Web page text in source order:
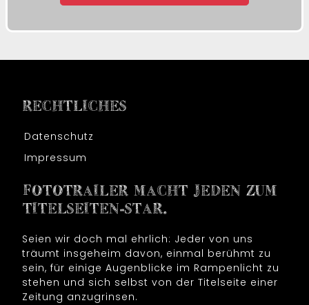
RECHTLICHES
Datenschutz
Impressum
FOTOTRAILER MACHT JEDEN ZUM
TITELSEITEN-STAR.
Seien wir doch mal ehrlich: Jeder von uns
träumt insgeheim davon, einmal berühmt zu
sein, für einige Augenblicke im Rampenlicht zu
stehen und sich selbst von der Titelseite einer
Zeitung anzugrinsen.